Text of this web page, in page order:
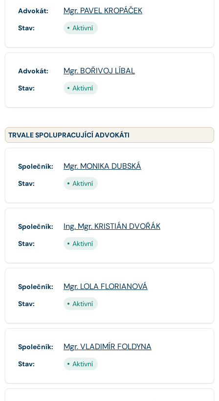
Advokát: Mgr. PAVEL KROPÁČEK
Stav: Aktivní
Advokát: Mgr. BOŘIVOJ LÍBAL
Stav: Aktivní
TRVALE SPOLUPRACUJÍCÍ ADVOKÁTI
Společník: Mgr. MONIKA DUBSKÁ
Stav: Aktivní
Společník: Ing. Mgr. KRISTIÁN DVOŘÁK
Stav: Aktivní
Společník: Mgr. LOLA FLORIANOVÁ
Stav: Aktivní
Společník: Mgr. VLADIMÍR FOLDYNA
Stav: Aktivní